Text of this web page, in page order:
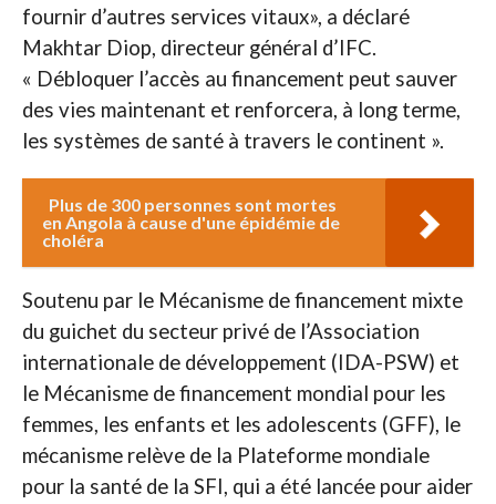
fournir d’autres services vitaux», a déclaré
Makhtar Diop, directeur général d’IFC.
« Débloquer l’accès au financement peut sauver
des vies maintenant et renforcera, à long terme,
les systèmes de santé à travers le continent ».
Plus de 300 personnes sont mortes
en Angola à cause d'une épidémie de
choléra
Soutenu par le Mécanisme de financement mixte
du guichet du secteur privé de l’Association
internationale de développement (IDA-PSW) et
le Mécanisme de financement mondial pour les
femmes, les enfants et les adolescents (GFF), le
mécanisme relève de la Plateforme mondiale
pour la santé de la SFI, qui a été lancée pour aider